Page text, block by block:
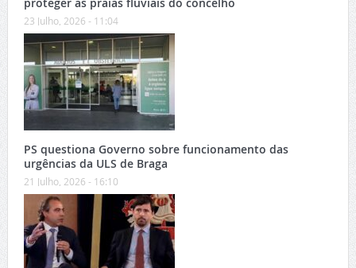
23 Julho, 2026 - 11:04
PS questiona Governo sobre funcionamento das
urgências da ULS de Braga
21 Julho, 2026 - 16:10